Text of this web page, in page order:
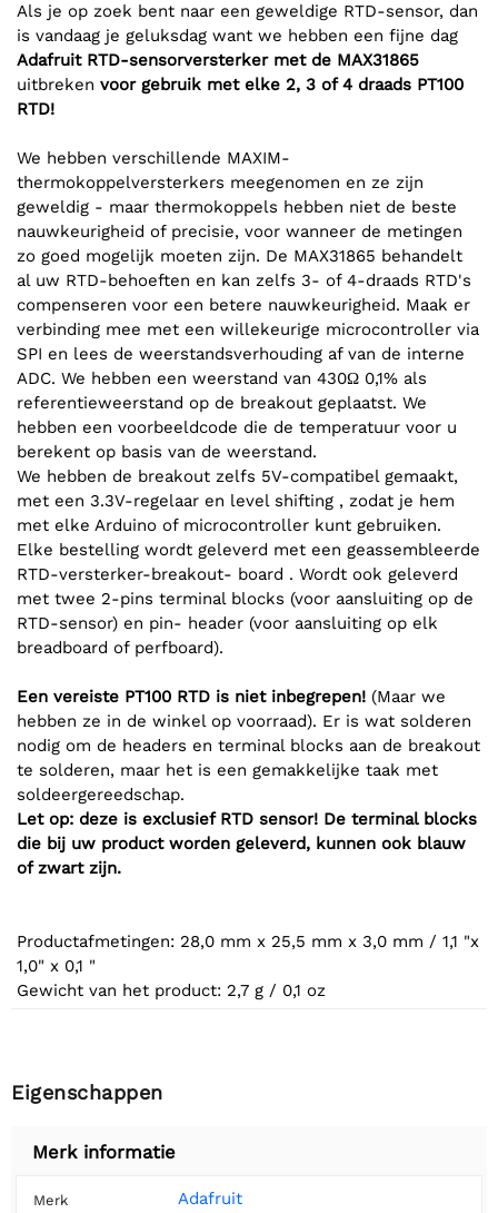
Als je op zoek bent naar een geweldige RTD-sensor, dan
is vandaag je geluksdag want we hebben een fijne dag
Adafruit RTD-sensorversterker met de MAX31865
uitbreken voor gebruik met elke 2, 3 of 4 draads PT100
RTD!
We hebben verschillende MAXIM-
thermokoppelversterkers meegenomen en ze zijn
geweldig - maar thermokoppels hebben niet de beste
nauwkeurigheid of precisie, voor wanneer de metingen
zo goed mogelijk moeten zijn. De MAX31865 behandelt
al uw RTD-behoeften en kan zelfs 3- of 4-draads RTD's
compenseren voor een betere nauwkeurigheid. Maak er
verbinding mee met een willekeurige microcontroller via
SPI en lees de weerstandsverhouding af van de interne
ADC. We hebben een weerstand van 430Ω 0,1% als
referentieweerstand op de breakout geplaatst. We
hebben een voorbeeldcode die de temperatuur voor u
berekent op basis van de weerstand.
We hebben de breakout zelfs 5V-compatibel gemaakt,
met een 3.3V-regelaar en level shifting , zodat je hem
met elke Arduino of microcontroller kunt gebruiken.
Elke bestelling wordt geleverd met een geassembleerde
RTD-versterker-breakout- board . Wordt ook geleverd
met twee 2-pins terminal blocks (voor aansluiting op de
RTD-sensor) en pin- header (voor aansluiting op elk
breadboard of perfboard).
Een vereiste PT100 RTD is niet inbegrepen! (Maar we
hebben ze in de winkel op voorraad). Er is wat solderen
nodig om de headers en terminal blocks aan de breakout
te solderen, maar het is een gemakkelijke taak met
soldeergereedschap.
Let op: deze is exclusief RTD sensor! De terminal blocks
die bij uw product worden geleverd, kunnen ook blauw
of zwart zijn.
Productafmetingen: 28,0 mm x 25,5 mm x 3,0 mm / 1,1 "x
1,0" x 0,1 "
Gewicht van het product: 2,7 g / 0,1 oz
Eigenschappen
Merk informatie
Merk Adafruit